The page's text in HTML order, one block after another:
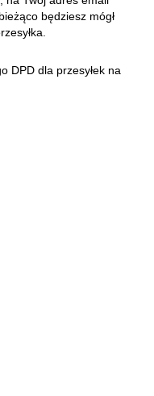
będziesz mógł
DPD dla przesyłek na